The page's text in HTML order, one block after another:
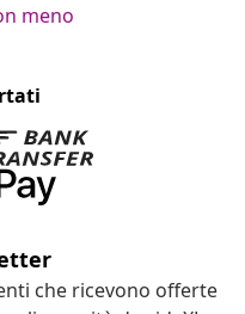
meno
che ricevono offerte